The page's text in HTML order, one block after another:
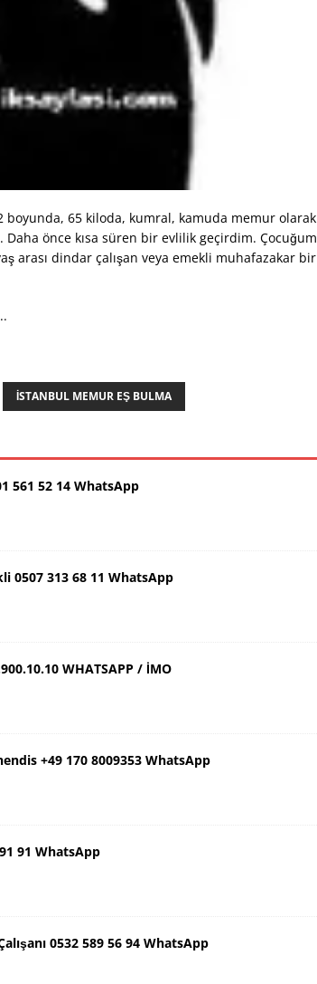
boyunda, 65 kiloda, kumral, kamuda memur olarak
önce kısa süren bir evlilik geçirdim. Çocuğum
arası dindar çalışan veya emekli muhafazakar bir
İSTANBUL MEMUR EŞ BULMA
561 52 14 WhatsApp
0507 313 68 11 WhatsApp
WHATSAPP / İMO
+49 170 8009353 WhatsApp
91 WhatsApp
0532 589 56 94 WhatsApp